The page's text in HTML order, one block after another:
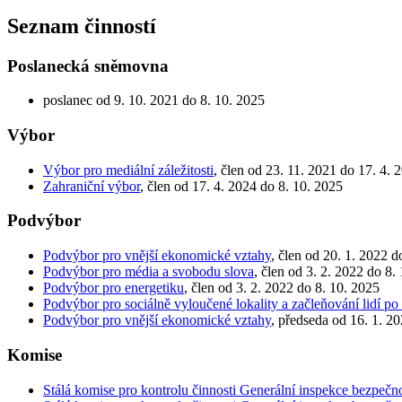
Seznam činností
Poslanecká sněmovna
poslanec od 9. 10. 2021 do 8. 10. 2025
Výbor
Výbor pro mediální záležitosti, člen od 23. 11. 2021 do 17. 4.
Zahraniční výbor, člen od 17. 4. 2024 do 8. 10. 2025
Podvýbor
Podvýbor pro vnější ekonomické vztahy, člen od 20. 1. 2022
Podvýbor pro média a svobodu slova, člen od 3. 2. 2022 do 8.
Podvýbor pro energetiku, člen od 3. 2. 2022 do 8. 10. 2025
Podvýbor pro sociálně vyloučené lokality a začleňování lidí
Podvýbor pro vnější ekonomické vztahy, předseda od 16. 1.
Komise
Stálá komise pro kontrolu činnosti Generální inspekce